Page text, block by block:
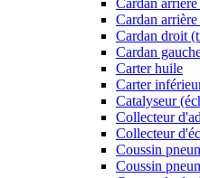
Cardan
Cardan
Cardan droit
Cardan
Carter huile
Carter
Catalyseur
Collecteur
Collecteur
Coussin
Coussin